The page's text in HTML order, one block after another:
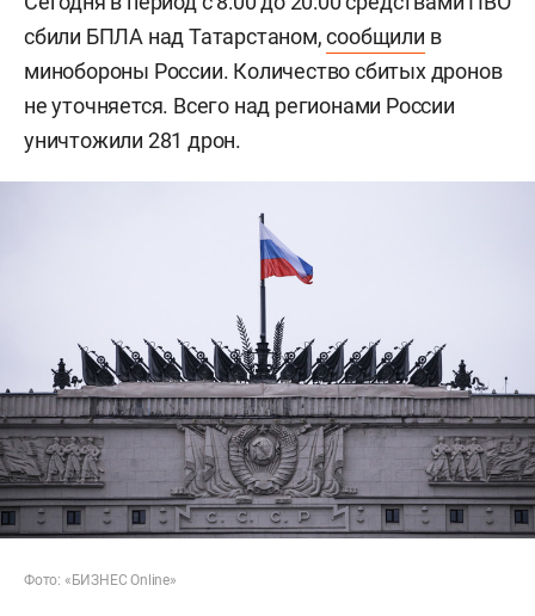
сбили БПЛА над Татарстаном,сообщили в
минобороны России. Количество сбитых дронов
не уточняется. Всего над регионами России
уничтожили 281 дрон.
Фото: «БИЗНЕС Online»